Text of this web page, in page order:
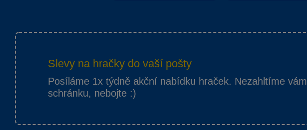
Slevy na hračky do vaší pošty
Posíláme 1x týdně akční nabídku hraček. Nezahltíme vám
schránku, nebojte :)